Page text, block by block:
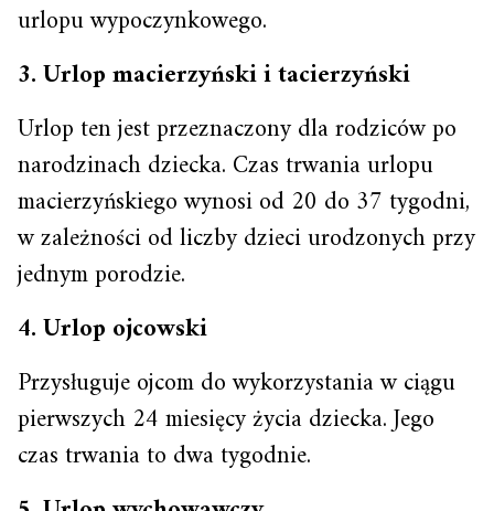
urlopu wypoczynkowego.
3. Urlop macierzyński i tacierzyński
Urlop ten jest przeznaczony dla rodziców po
narodzinach dziecka. Czas trwania urlopu
macierzyńskiego wynosi od 20 do 37 tygodni,
w zależności od liczby dzieci urodzonych przy
jednym porodzie.
4. Urlop ojcowski
Przysługuje ojcom do wykorzystania w ciągu
pierwszych 24 miesięcy życia dziecka. Jego
czas trwania to dwa tygodnie.